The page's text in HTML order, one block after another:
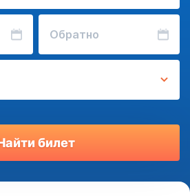
Обратно
билет